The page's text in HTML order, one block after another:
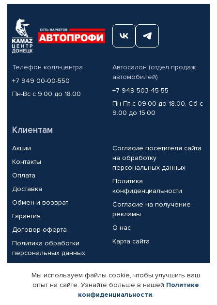
Телефон колл-центра
+7 949 00-00-550
Пн-Вс с 9.00 до 18.00
Автосалон (отдел продаж
автомобилей)
+7 949 503-45-55
Пн-Пт с 09.00 до 18.00, Сб с
9.00 до 15.00
Клиентам
Акции
Контакты
Оплата
Доставка
Обмен и возврат
Гарантия
Договор-оферта
Политика обработки
персональных данных
Согласие посетителя сайта
на обработку
персональных данных
Политика
конфиденциальности
Согласие на получение
рекламы
О нас
Карта сайта
Партнерам
Корпоративным клиентам
Реквизиты компании
Мы используем файлы cookie, чтобы улучшить ваш
опыт на сайте. Узнайте больше в нашей Политике
конфиденциальности.